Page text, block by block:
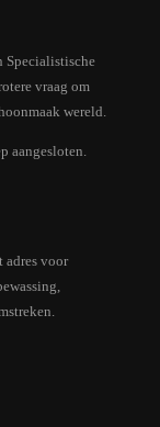
Specialistische
vraag om
wereld.
aangesloten.
adres voor